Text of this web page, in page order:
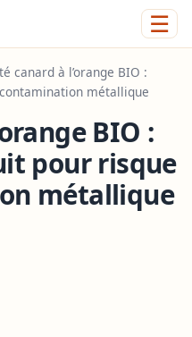
☰
canard à l’orange BIO :
métallique
BIO :
pour risque
métallique